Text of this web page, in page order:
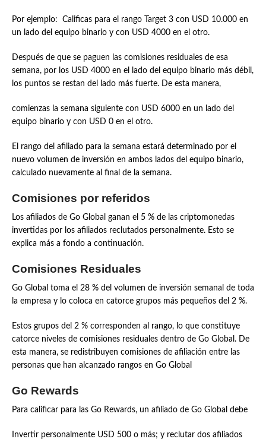
Por ejemplo: Calificas para el rango Target 3 con USD 10.000 en
un lado del equipo binario y con USD 4000 en el otro.
Después de que se paguen las comisiones residuales de esa
semana, por los USD 4000 en el lado del equipo binario más débil,
los puntos se restan del lado más fuerte. De esta manera,
comienzas la semana siguiente con USD 6000 en un lado del
equipo binario y con USD 0 en el otro.
El rango del afiliado para la semana estará determinado por el
nuevo volumen de inversión en ambos lados del equipo binario,
calculado nuevamente al final de la semana.
Comisiones por referidos
Los afiliados de Go Global ganan el 5 % de las criptomonedas
invertidas por los afiliados reclutados personalmente. Esto se
explica más a fondo a continuación.
Comisiones Residuales
Go Global toma el 28 % del volumen de inversión semanal de toda
la empresa y lo coloca en catorce grupos más pequeños del 2 %.
Estos grupos del 2 % corresponden al rango, lo que constituye
catorce niveles de comisiones residuales dentro de Go Global. De
esta manera, se redistribuyen comisiones de afiliación entre las
personas que han alcanzado rangos en Go Global
Go Rewards
Para calificar para las Go Rewards, un afiliado de Go Global debe
Invertir personalmente USD 500 o más; y reclutar dos afiliados